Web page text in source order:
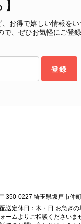
ご満足いただけたとのこ
ンテージならではの魅力
いただいたバッグに続き
いいたします。
を購入させていただき
お得で嬉しい情報をい
、ぜひお気軽にご登録
登録
〒350-0227 埼玉県坂戸市仲
配送定休日：木・日 お急ぎ
ォームよりご相談ください